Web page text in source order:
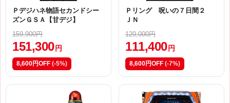
Ｐデジハネ物語セカンドシー
ズンＧＳＡ【甘デジ】
159,900円
151,300 円
8,600円OFF (-5%)
Ｐリング 呪いの７日間２
ＪＮ
120,000円
111,400 円
8,600円OFF (-7%)